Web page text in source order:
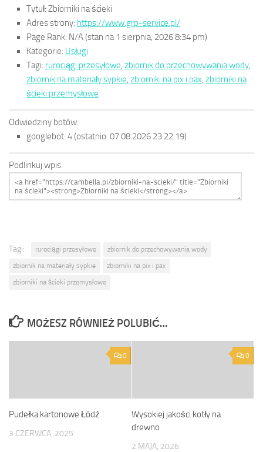
Tytuł: Zbiorniki na ścieki
Adres strony: https://www.grp-service.pl/
Page Rank: N/A(stan na 1 sierpnia, 2026 8:34 pm)
Kategorie: Usługi
Tagi: rurociągi przesyłowe, zbiornik do przechowywania wody,
zbiornik na materiały sypkie, zbiorniki na pix i pax, zbiorniki na
ścieki przemysłowe
Odwiedziny botów:
googlebot: 4(ostatnio: 07.08.2026 23:22:19)
Podlinkuj wpis:
Tagi: rurociągi przesyłowe
zbiornik do przechowywania wody
zbiornik na materiały sypkie
zbiorniki na pix i pax
zbiorniki na ścieki przemysłowe
MOŻESZ RÓWNIEŻ POLUBIĆ…
0
Pudełka kartonowe Łódź
3 CZERWCA, 2025
0
Wysokiej jakości kotły na
drewno
2 MAJA, 2026